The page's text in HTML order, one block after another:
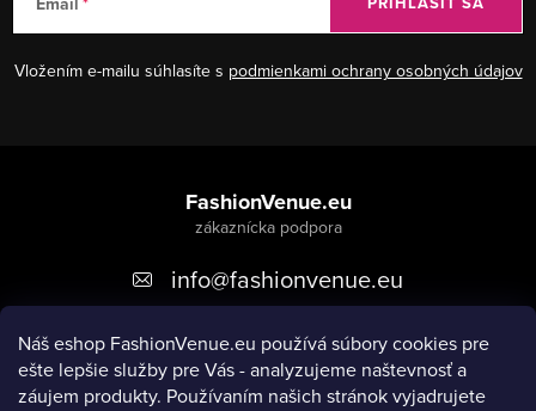
Náš eshop FashionVenue.eu používá súbory cookies pre
ešte lepšie služby pre Vás - analyzujeme naštevnosť a
záujem produkty. Používaním našich stránok vyjadrujete
Vložením e-mailu súhlasíte s podmienkami ochrany osobných údajov
t
FashionVenue.eu
info@fashionvenue.eu